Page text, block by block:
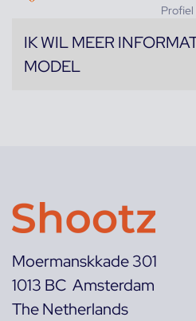
IK WIL MEER
MODEL
Moermanskkade 301
1013 BC Amsterdam
The Netherlands